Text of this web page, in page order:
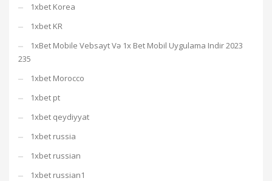
1xbet Korea
1xbet KR
1xBet Mobile Vebsayt Və 1x Bet Mobil Uygulama Indir 2023
235
1xbet Morocco
1xbet pt
1xbet qeydiyyat
1xbet russia
1xbet russian
1xbet russian1